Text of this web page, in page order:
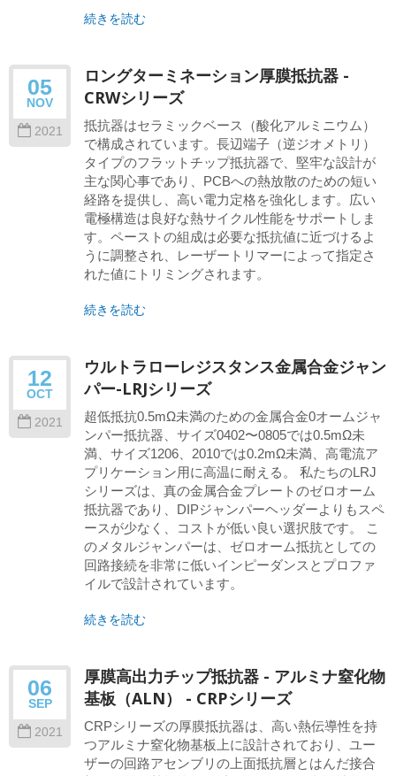
続きを読む
05
NOV
2021
ロングターミネーション厚膜抵抗器 -
CRWシリーズ
抵抗器はセラミックベース（酸化アルミニウム）
で構成されています。長辺端子（逆ジオメトリ）
タイプのフラットチップ抵抗器で、堅牢な設計が
主な関心事であり、PCBへの熱放散のための短い
経路を提供し、高い電力定格を強化します。広い
電極構造は良好な熱サイクル性能をサポートしま
す。ペーストの組成は必要な抵抗値に近づけるよ
うに調整され、レーザートリマーによって指定さ
れた値にトリミングされます。
続きを読む
12
OCT
2021
ウルトラローレジスタンス金属合金ジャン
パー-LRJシリーズ
超低抵抗0.5mΩ未満のための金属合金0オームジャ
ンパー抵抗器、サイズ0402〜0805では0.5mΩ未
満、サイズ1206、2010では0.2mΩ未満、高電流ア
プリケーション用に高温に耐える。 私たちのLRJ
シリーズは、真の金属合金プレートのゼロオーム
抵抗器であり、DIPジャンパーヘッダーよりもスペ
ースが少なく、コストが低い良い選択肢です。 こ
のメタルジャンパーは、ゼロオーム抵抗としての
回路接続を非常に低いインピーダンスとプロファ
イルで設計されています。
続きを読む
06
SEP
2021
厚膜高出力チップ抵抗器 - アルミナ窒化物
基板（ALN） - CRPシリーズ
CRPシリーズの厚膜抵抗器は、高い熱伝導性を持
つアルミナ窒化物基板上に設計されており、ユー
ザーの回路アセンブリの上面抵抗層とはんだ接合